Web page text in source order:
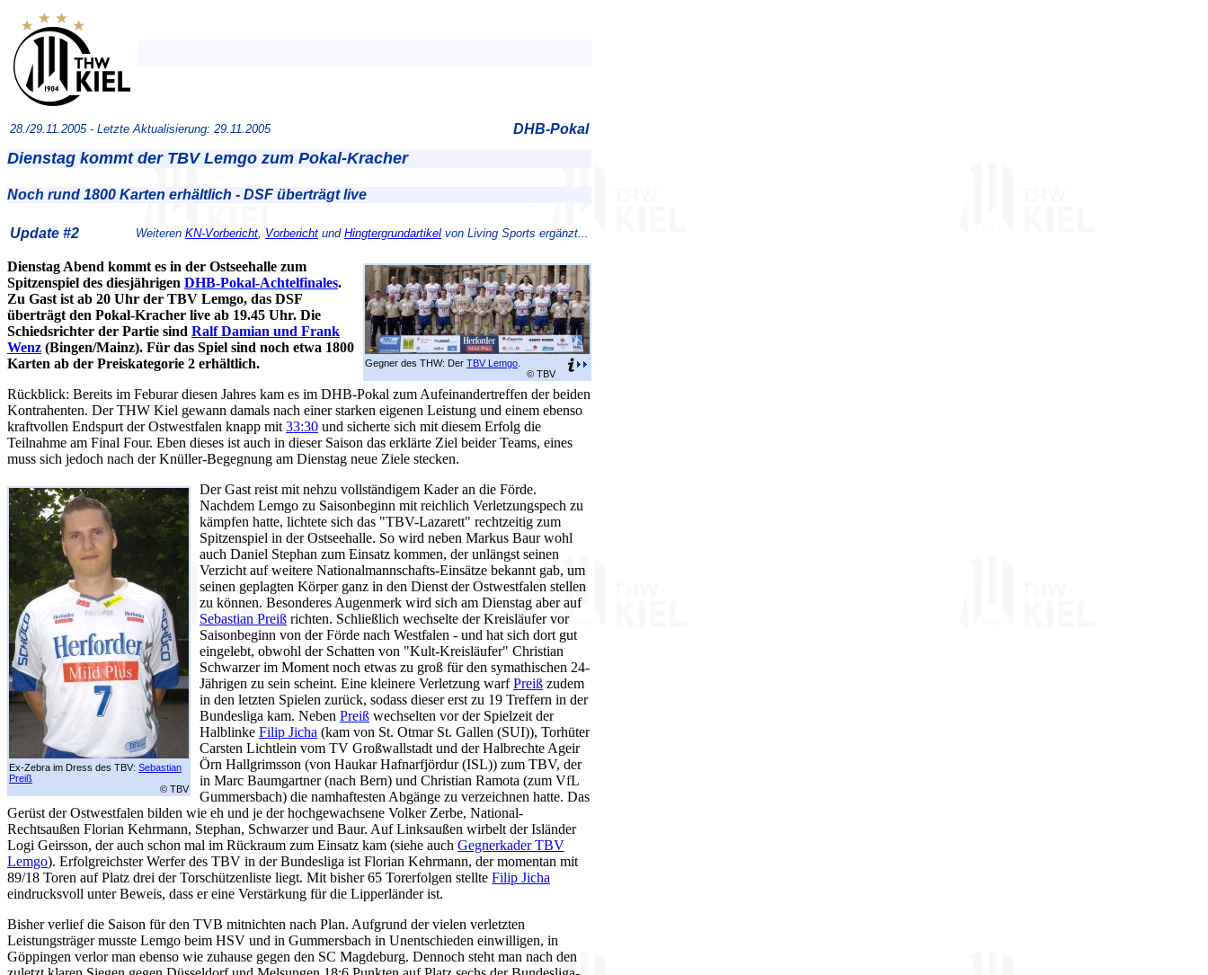
28./29.11.2005 - Letzte Aktualisierung: 29.11.2005 DHB-Pokal
Dienstag kommt der TBV Lemgo zum Pokal-Kracher
Noch rund 1800 Karten erhältlich - DSF überträgt live
Update #2 Weiteren KN-Vorbericht Vorbericht und Hingtergrundartikel von Living Sports ergänzt...
Gegner des THW: Der TBV Lemgo
© TBV
Dienstag Abend kommt es in der Ostseehalle zum
Spitzenspiel des diesjährigen DHB-Pokal-Achtelfinales.
Zu Gast ist ab 20 Uhr der TBV Lemgo, das DSF
überträgt den Pokal-Kracher live ab 19.45 Uhr. Die
Schiedsrichter der Partie sind Ralf Damian und Frank
Wenz (Bingen/Mainz). Für das Spiel sind noch etwa 1800
Karten ab der Preiskategorie 2 erhältlich.
Rückblick: Bereits im Feburar diesen Jahres kam es im DHB-Pokal zum Aufeinandertreffen der beiden
Kontrahenten. Der THW Kiel gewann damals nach einer starken eigenen Leistung und einem ebenso
kraftvollen Endspurt der Ostwestfalen knapp mit 33:30 und sicherte sich mit diesem Erfolg die
Teilnahme am Final Four. Eben dieses ist auch in dieser Saison das erklärte Ziel beider Teams, eines
muss sich jedoch nach der Knüller-Begegnung am Dienstag neue Ziele stecken.
Ex-Zebra im Dress des TBV: Sebastian
Preiß
© TBV
Der Gast reist mit nehzu vollständigem Kader an die Förde.
Nachdem Lemgo zu Saisonbeginn mit reichlich Verletzungspech zu
kämpfen hatte, lichtete sich das "TBV-Lazarett" rechtzeitig zum
Spitzenspiel in der Ostseehalle. So wird neben Markus Baur wohl
auch Daniel Stephan zum Einsatz kommen, der unlängst seinen
Verzicht auf weitere Nationalmannschafts-Einsätze bekannt gab, um
seinen geplagten Körper ganz in den Dienst der Ostwestfalen stellen
zu können. Besonderes Augenmerk wird sich am Dienstag aber auf
Sebastian Preiß richten. Schließlich wechselte der Kreisläufer vor
Saisonbeginn von der Förde nach Westfalen - und hat sich dort gut
eingelebt, obwohl der Schatten von "Kult-Kreisläufer" Christian
Schwarzer im Moment noch etwas zu groß für den symathischen 24-
Jährigen zu sein scheint. Eine kleinere Verletzung warfPreiß zudem
in den letzten Spielen zurück, sodass dieser erst zu 19 Treffern in der
Bundesliga kam. Neben Preiß wechselten vor der Spielzeit der
Halblinke Filip Jicha (kam von St. Otmar St. Gallen (SUI)), Torhüter
Carsten Lichtlein vom TV Großwallstadt und der Halbrechte Ageir
Örn Hallgrimsson (von Haukar Hafnarfjördur (ISL)) zum TBV, der
in Marc Baumgartner (nach Bern) und Christian Ramota (zum VfL
Gummersbach) die namhaftesten Abgänge zu verzeichnen hatte. Das
Gerüst der Ostwestfalen bilden wie eh und je der hochgewachsene Volker Zerbe, National-
Rechtsaußen Florian Kehrmann, Stephan, Schwarzer und Baur. Auf Linksaußen wirbelt der Isländer
Logi Geirsson, der auch schon mal im Rückraum zum Einsatz kam (siehe auch Gegnerkader TBV
Lemgo). Erfolgreichster Werfer des TBV in der Bundesliga ist Florian Kehrmann, der momentan mit
89/18 Toren auf Platz drei der Torschützenliste liegt. Mit bisher 65 Torerfolgen stellte Filip Jicha
eindrucksvoll unter Beweis, dass er eine Verstärkung für die Lipperländer ist.
Bisher verlief die Saison für den TVB mitnichten nach Plan. Aufgrund der vielen verletzten
Leistungsträger musste Lemgo beim HSV und in Gummersbach in Unentschieden einwilligen, in
Göppingen verlor man ebenso wie zuhause gegen den SC Magdeburg. Dennoch steht man nach den